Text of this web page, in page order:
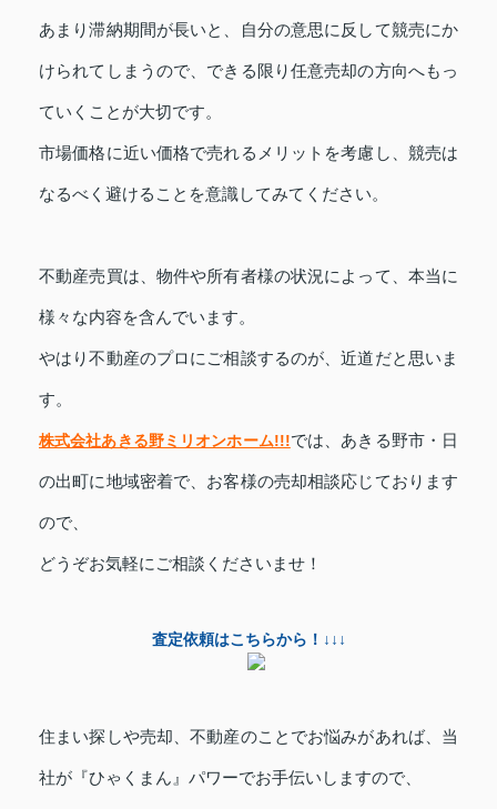
あまり滞納期間が長いと、自分の意思に反して競売にか
けられてしまうので、できる限り任意売却の方向へもっ
ていくことが大切です。
市場価格に近い価格で売れるメリットを考慮し、競売は
なるべく避けることを意識してみてください。
不動産売買は、物件や所有者様の状況によって、本当に
様々な内容を含んでいます。
やはり不動産のプロにご相談するのが、近道だと思いま
す。
株式会社あきる野ミリオンホーム!!!では、 あきる野市・日
の出町に地域密着で、お客様の売却相談応じております
ので、
どうぞお気軽にご相談くださいませ！
査定依頼はこちらから！↓↓↓
住まい探しや売却、不動産のことでお悩みがあれば、 当
社が『ひゃくまん』パワーでお手伝いしますので、